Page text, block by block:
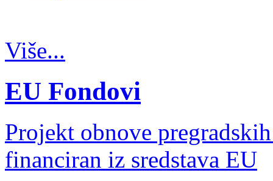
Više...
EU Fondovi
Projekt obnove
financiran iz sredstava EU